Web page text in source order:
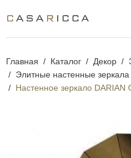
Главная Каталог Декор
Элитные настенные зеркала
Настенное зеркало DARIAN